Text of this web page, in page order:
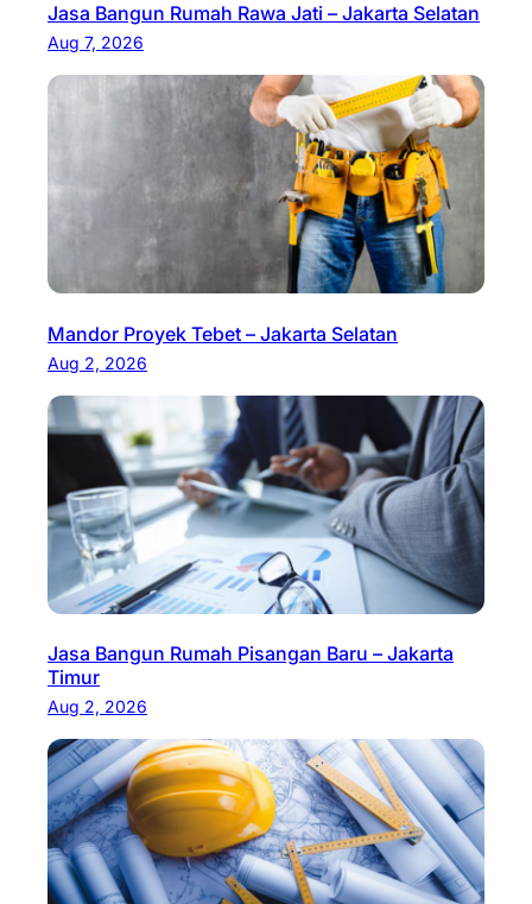
Jasa Bangun Rumah Rawa Jati – Jakarta Selatan
Aug 7, 2026
Mandor Proyek Tebet – Jakarta Selatan
Aug 2, 2026
Jasa Bangun Rumah Pisangan Baru – Jakarta
Timur
Aug 2, 2026